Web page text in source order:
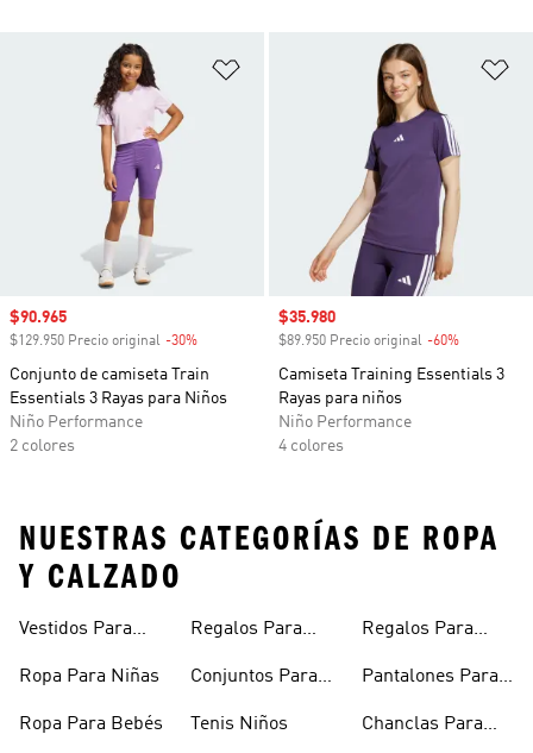
Añadir a la lista de deseos
Precio de venta
$90.965
$129.950 Precio original -30%
Conjunto de camiseta Train
Essentials 3 Rayas para Niños
Niño Performance
2 colores
Precio de venta
$35.980
$89.950 Precio original -60%
Camiseta Training Essentials 3
Rayas para niños
Niño Performance
4 colores
NUESTRAS CATEGORÍAS DE ROPA
Y CALZADO
Vestidos Para
Ropa Para Niñas
Ropa Para Bebés
Regalos Para
Conjuntos Para
Tenis Niños
Regalos Para
Pantalones Para
Chanclas Para